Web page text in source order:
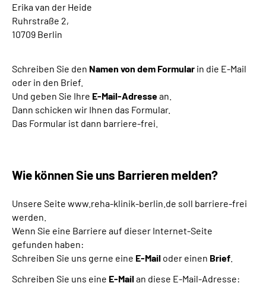
Erika van der Heide
Ruhrstraße 2,
10709 Berlin
Schreiben Sie den Namen von dem Formular in die E-Mail
oder in den Brief.
Und geben Sie Ihre E-Mail-Adressean.
Dann schicken wir Ihnen das Formular.
Das Formular ist dann barriere-frei.
Wie können Sie uns Barrieren melden?
Unsere Seite www.reha-klinik-berlin.de soll barriere-frei
werden.
Wenn Sie eine Barriere auf dieser Internet-Seite
gefunden haben:
Schreiben Sie uns gerne eine E-Mail oder einen Brief
Schreiben Sie uns eine E-Mailan diese E-Mail-Adresse: